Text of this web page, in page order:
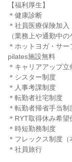
【福利厚生】
＊健康診断
＊社員医療保険加入
（業務上や通勤中
＊ホットヨガ・サー
pilates施設無料
＊キャリアアップ立
＊シスター制度
＊人事考課制度
＊転勤者社宅制度
＊転勤者帰省手当制
＊RYT取得休み希望
＊時短勤務制度
＊フレックス制度（
＊社員旅行